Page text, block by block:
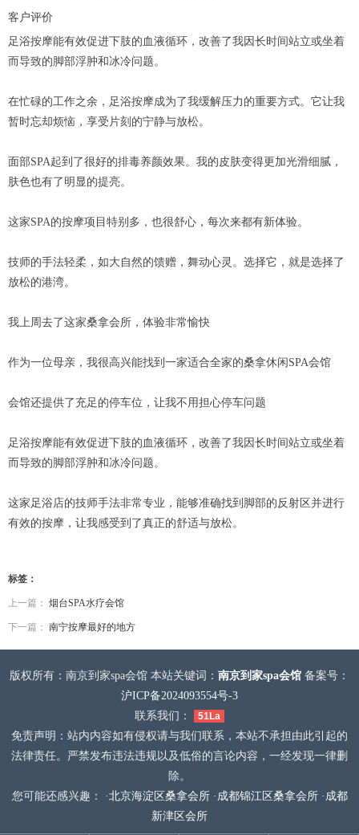
客户评价
足浴按摩能有效促进下肢的血液循环，改善了我因长时间站立或坐着
而导致的脚部浮肿和冰冷问题。
在忙碌的工作之余，足浴按摩成为了我缓解压力的重要方式。它让我
暂时忘却烦恼，享受片刻的宁静与放松。
面部SPA起到了很好的排毒养颜效果。我的皮肤变得更加光滑细腻，
肤色也有了明显的提亮。
这家SPA的按摩项目特别多，也很舒心，每次来都有新体验。
技师的手法轻柔，如大自然的馈赠，舞动心灵。选择它，就是选择了
放松的港湾。
我上周去了这家桑拿会所，体验非常愉快
作为一位母亲，我很高兴能找到一家适合全家的桑拿休闲SPA会馆
会馆还提供了充足的停车位，让我不用担心停车问题
足浴按摩能有效促进下肢的血液循环，改善了我因长时间站立或坐着
而导致的脚部浮肿和冰冷问题。
这家足浴店的技师手法非常专业，能够准确找到脚部的反射区并进行
有效的按摩，让我感受到了真正的舒适与放松。
标签：
上一篇： 烟台SPA水疗会馆
下一篇： 南宁按摩最好的地方
版权所有：南京到家spa会馆 本站关键词： 南京到家spa会馆 备案号：
沪ICP备2024093554号-3
联系我们：
51La
免责声明：站内内容如有侵权请与我们联系，本站不承担由此引起的
法律责任。严禁发布违法违规以及低俗的言论内容，一经发现一律删
除。
您可能还感兴趣： ·北京海淀区桑拿会所· 成都锦江区桑拿会所· 成都
新津区会所